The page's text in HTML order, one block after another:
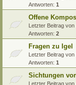
Antworten: 1
Offene
Letzter Beitrag von
Antworten: 2
Fragen zu Igel
Letzter Beitrag von
Antworten: 1
Sichtungen
Letzter Beitrag von